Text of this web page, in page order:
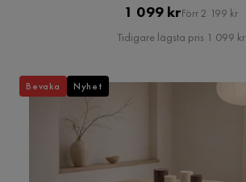
Pris
1 099 krOriginal
Pris
Förr 2 199 kr
Tidigare lägsta pris 1 099 kr
Bevaka Nyhet